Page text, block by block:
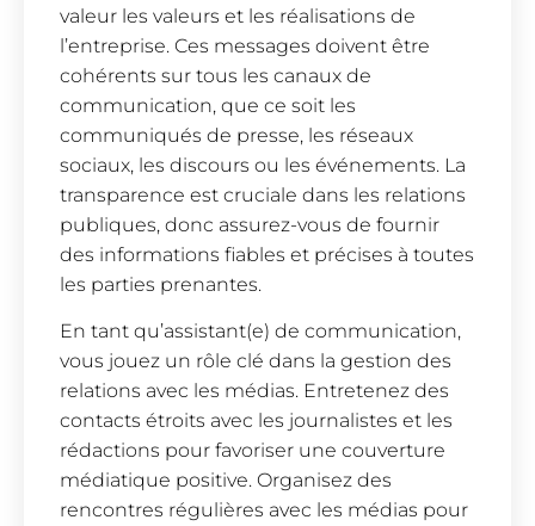
valeur les valeurs et les réalisations de
l’entreprise. Ces messages doivent être
cohérents sur tous les canaux de
communication, que ce soit les
communiqués de presse, les réseaux
sociaux, les discours ou les événements. La
transparence est cruciale dans les relations
publiques, donc assurez-vous de fournir
des informations fiables et précises à toutes
les parties prenantes.
En tant qu’assistant(e) de communication,
vous jouez un rôle clé dans la gestion des
relations avec les médias. Entretenez des
contacts étroits avec les journalistes et les
rédactions pour favoriser une couverture
médiatique positive. Organisez des
rencontres régulières avec les médias pour